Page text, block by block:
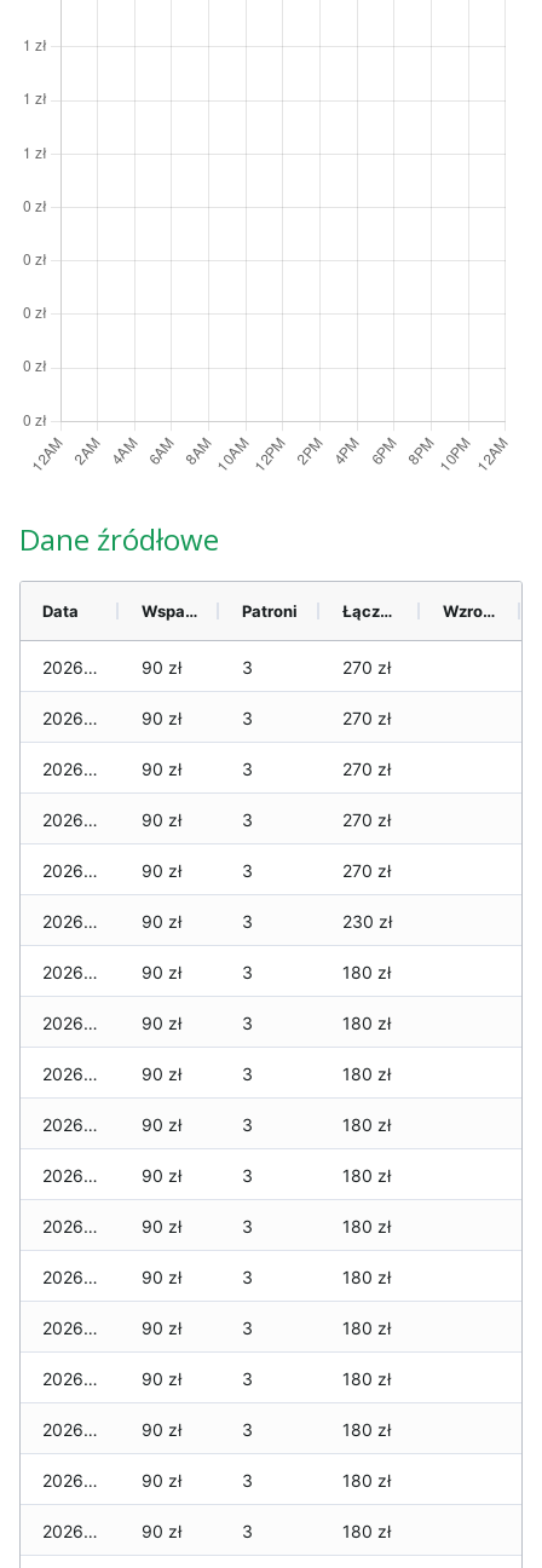
Dane źródłowe
Data Wsparcie Patroni Łącznie Wzrost (28 dni)
2026-08-07 90 zł 3 270 zł
2026-08-06 90 zł 3 270 zł
2026-08-05 90 zł 3 270 zł
2026-08-04 90 zł 3 270 zł
2026-08-03 90 zł 3 270 zł
2026-08-02 90 zł 3 230 zł
2026-08-01 90 zł 3 180 zł
2026-07-31 90 zł 3 180 zł
2026-07-29 90 zł 3 180 zł
2026-07-28 90 zł 3 180 zł
2026-07-27 90 zł 3 180 zł
2026-07-26 90 zł 3 180 zł
2026-07-24 90 zł 3 180 zł
2026-07-23 90 zł 3 180 zł
2026-07-22 90 zł 3 180 zł
2026-07-21 90 zł 3 180 zł
2026-07-20 90 zł 3 180 zł
2026-07-18 90 zł 3 180 zł